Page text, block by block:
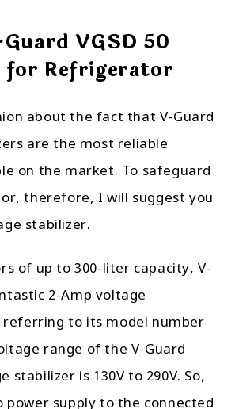
VGSD 50
for Refrigerator
about the fact that V-Guard
are the most reliable
on the market. To safeguard
therefore, I will suggest you
stabilizer.
of up to 300-liter capacity, V-
2-Amp voltage
referring to its model number
range of the V-Guard
stabilizer is 130V to 290V. So,
power supply to the connected